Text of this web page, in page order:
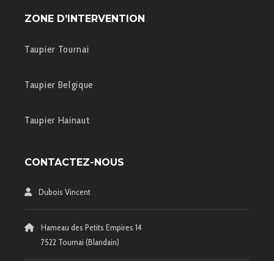
ZONE D’INTERVENTION
Taupier Tournai
Taupier Belgique
Taupier Hainaut
CONTACTEZ-NOUS
Dubois Vincent
Hameau des Petits Empires 14
7522 Tournai (Blandain)